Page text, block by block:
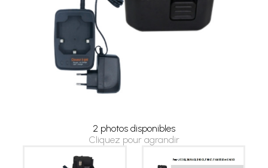
2 photos disponibles
Cliquez pour agrandir